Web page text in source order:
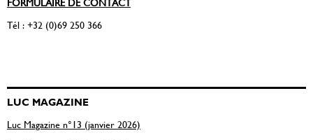
Tél : +32 (0)69 250 366
LUC MAGAZINE
Luc Magazine n°13 (janvier 2026)